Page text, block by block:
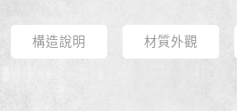
構造說明 材質外觀